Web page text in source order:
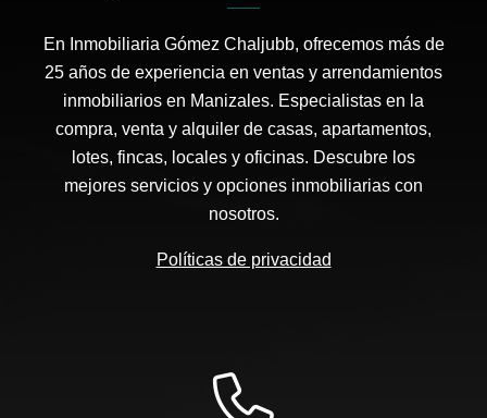
En Inmobiliaria Gómez Chaljubb, ofrecemos más de
25 años de experiencia en ventas y arrendamientos
inmobiliarios en Manizales. Especialistas en la
compra, venta y alquiler de casas, apartamentos,
lotes, fincas, locales y oficinas. Descubre los
mejores servicios y opciones inmobiliarias con
nosotros.
Políticas de privacidad